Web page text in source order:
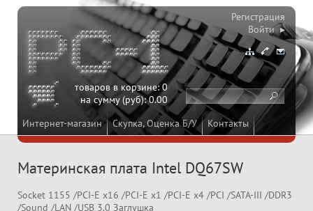
Интернет-магазин Скупка, Оценка Б/У Контакты
товаров в корзине:0
на сумму (руб):0.00
Регистрация
Войти ▸
Материнская плата Intel DQ67SW
Socket 1155 /PCI-E x16 /PCI-E x1 /PCI-E x4 /PCI /SATA-III /DDR3
/Sound /LAN /USB 3.0 Заглушка